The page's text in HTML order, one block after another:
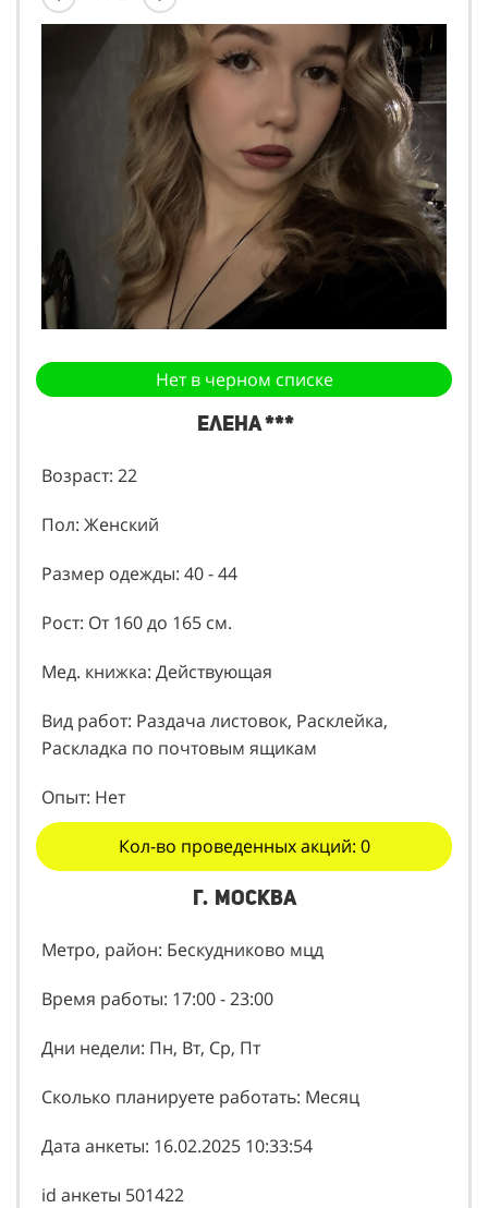
Нет в черном списке
Елена ***
Возраст: 22
Пол: Женский
Размер одежды: 40 - 44
Рост: От 160 до 165 см.
Мед. книжка: Действующая
Вид работ: Раздача листовок, Расклейка,
Раскладка по почтовым ящикам
Опыт: Нет
Кол-во проведенных акций: 0
г. Москва
Метро, район: Бескудниково мцд
Время работы: 17:00 - 23:00
Дни недели: Пн, Вт, Ср, Пт
Сколько планируете работать: Месяц
Дата анкеты: 16.02.2025 10:33:54
id анкеты 501422